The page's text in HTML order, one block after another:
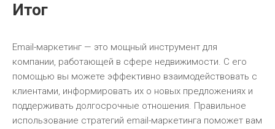
Итог
Email-маркетинг — это мощный инструмент для
компании, работающей в сфере недвижимости. С его
помощью вы можете эффективно взаимодействовать с
клиентами, информировать их о новых предложениях и
поддерживать долгосрочные отношения. Правильное
использование стратегий email-маркетинга поможет вам